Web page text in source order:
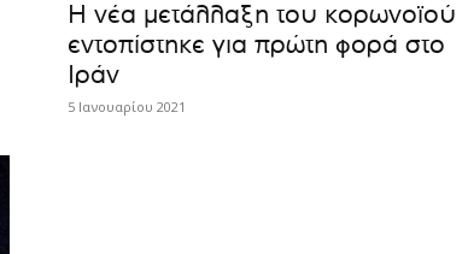
Η νέα μετάλλαξη του κορωνοϊού
εντοπίστηκε για πρώτη φορά στο
Ιράν
5 Ιανουαρίου 2021